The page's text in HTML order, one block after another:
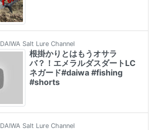
DAIWA Salt Lure Channel
根掛かりとはもうオサラ
バ？！エメラルダスダートLC
ネガード#daiwa #fishing
#shorts
DAIWA Salt Lure Channel